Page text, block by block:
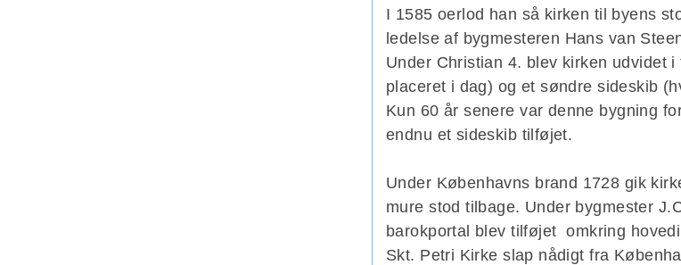
I 1585 oerlod han så kirken til byens
ledelse af bygmesteren Hans van
Under Christian 4. blev kirken udvidet
placeret i dag) og et søndre sideskib
Kun 60 år senere var denne bygning
endnu et sideskib tilføjet.
Under Københavns brand 1728 gik
mure stod tilbage. Under bygmester
barokportal blev tilføjet omkring
Skt. Petri Kirke slap nådigt fra